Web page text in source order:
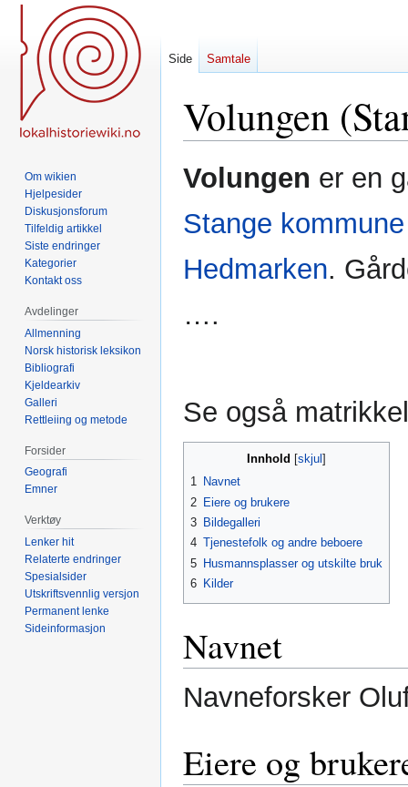
Volungen
Hopp
til
Hopp
til
Volungen er en
Stange kommune
Hedmarken.
….
Se også
Innhold
1 Navnet
2 Eiere og brukere
3 Bildegalleri
4 Tjenestefolk og andre beboere
5 Husmannsplasser og utskilte bruk
6 Kilder
Navnet
Navneforsker
Eiere og
Side Samtale
Om wikien
Hjelpesider
Diskusjonsforum
Tilfeldig artikkel
Siste endringer
Kategorier
Kontakt oss
Avdelinger
Allmenning
Norsk historisk leksikon
Bibliografi
Kjeldearkiv
Galleri
Rettleiing og metode
Forsider
Geografi
Emner
Verktøy
Lenker hit
Relaterte endringer
Spesialsider
Utskriftsvennlig versjon
Permanent lenke
Sideinformasjon